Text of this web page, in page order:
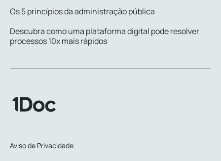
Os 5 princípios da administração pública
Descubra como uma plataforma digital pode resolver
processos 10x mais rápidos
Aviso de Privacidade